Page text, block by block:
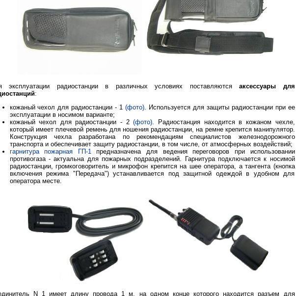
эксплуатации радиостанции в различных условиях поставляются аксессуары для
:
кожаный чехол для радиостанции - 1 (фото). Используется для защиты радиостанции при ее
эксплуатации в носимом варианте;
кожаный чехол для радиостанции - 2(фото). Радиостанция находится в кожаном чехле,
который имеет плечевой ремень для ношения радиостанции, на ремне крепится манипулятор.
Конструкция чехла разработана по рекомендациям специалистов железнодорожного
транспорта и обеспечивает защиту радиостанции, в том числе, от атмосферных воздействий;
гарнитура пожарная ГП-1предназначена для ведения переговоров при использовании
противогаза - актуальна для пожарных подразделений. Гарнитура подключается к носимой
радиостанции, громкоговоритель и микрофон крепится на шее оператора, а тангента (кнопка
включения режима "Передача") устанавливается под защитной одеждой в удобном для
оператора месте.
N 1 имеет длину провода 1 м, на одном конце которого находится разъем для